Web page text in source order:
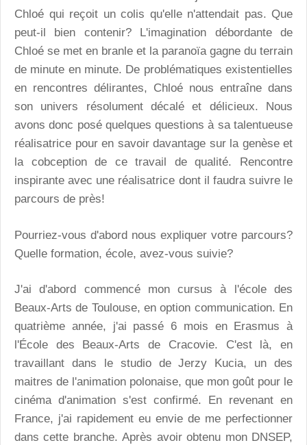
Chloé qui reçoit un colis qu'elle n'attendait pas. Que
peut-il bien contenir? L'imagination débordante de
Chloé se met en branle et la paranoïa gagne du terrain
de minute en minute. De problématiques existentielles
en rencontres délirantes, Chloé nous entraîne dans
son univers résolument décalé et délicieux. Nous
avons donc posé quelques questions à sa talentueuse
réalisatrice pour en savoir davantage sur la genèse et
la cobception de ce travail de qualité. Rencontre
inspirante avec une réalisatrice dont il faudra suivre le
parcours de près!
Pourriez-vous d'abord nous expliquer votre parcours?
Quelle formation, école, avez-vous suivie?
J'ai d'abord commencé mon cursus à l'école des
Beaux-Arts de Toulouse, en option communication. En
quatrième année, j'ai passé 6 mois en Erasmus à
l'École des Beaux-Arts de Cracovie. C'est là, en
travaillant dans le studio de Jerzy Kucia, un des
maitres de l'animation polonaise, que mon goût pour le
cinéma d'animation s'est confirmé. En revenant en
France, j'ai rapidement eu envie de me perfectionner
dans cette branche. Après avoir obtenu mon DNSEP,